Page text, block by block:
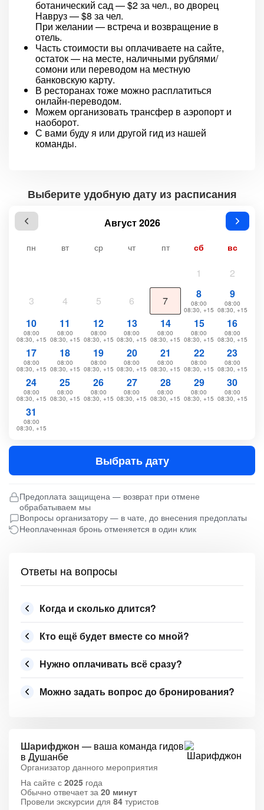
ботанический сад — $2 за чел., во дворец
Навруз — $8 за чел.
При желании — встреча и возвращение в
отель.
Часть стоимости вы оплачиваете на сайте,
остаток — на месте, наличными рублями/
сомони или переводом на местную
банковскую карту.
В ресторанах тоже можно расплатиться
онлайн-переводом.
Можем организовать трансфер в аэропорт и
наоборот.
С вами буду я или другой гид из нашей
команды.
Выберите удобную дату из расписания
Август 2026
пн вт ср чт пт сб вс
1 2
3 4 5 6 7
8
08:00
08:30, +15
9
08:00
08:30, +15
10
08:00
08:30, +15
11
08:00
08:30, +15
12
08:00
08:30, +15
13
08:00
08:30, +15
14
08:00
08:30, +15
15
08:00
08:30, +15
16
08:00
08:30, +15
17
08:00
08:30, +15
18
08:00
08:30, +15
19
08:00
08:30, +15
20
08:00
08:30, +15
21
08:00
08:30, +15
22
08:00
08:30, +15
23
08:00
08:30, +15
24
08:00
08:30, +15
25
08:00
08:30, +15
26
08:00
08:30, +15
27
08:00
08:30, +15
28
08:00
08:30, +15
29
08:00
08:30, +15
30
08:00
08:30, +15
31
08:00
08:30, +15
Выбрать дату
Предоплата защищена — возврат при отмене
обрабатываем мы
Вопросы организатору — в чате, до внесения предоплаты
Неоплаченная бронь отменяется в один клик
Ответы на вопросы
Когда и сколько длится?
Кто ещё будет вместе со мной?
Нужно оплачивать всё сразу?
Можно задать вопрос до бронирования?
Шарифджон — ваша команда гидов
в Душанбе
Организатор данного мероприятия
На сайте с 2025 года
Обычно отвечает за 20 минут
Провели экскурсии для 84 туристов